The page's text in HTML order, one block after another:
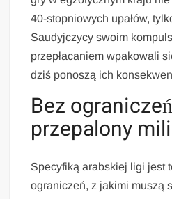
40-stopniowych upałów,
Saudyjczycy swoim
przepłacaniem wpakowali
dziś ponoszą ich
Bez
przepalony
Specyfiką arabskiej ligi jest
ograniczeń, z jakimi muszą